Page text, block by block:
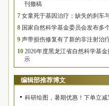
刊撤稿
7 女童死于基因治疗：缺失的刹车
8 国家自然科学基金委员会发布多
9 声带损伤修复有了新的非注射治
10 2026年度黑龙江省自然科学基
示
编辑部推荐博文
科研绘图，暑期优惠！下单立减